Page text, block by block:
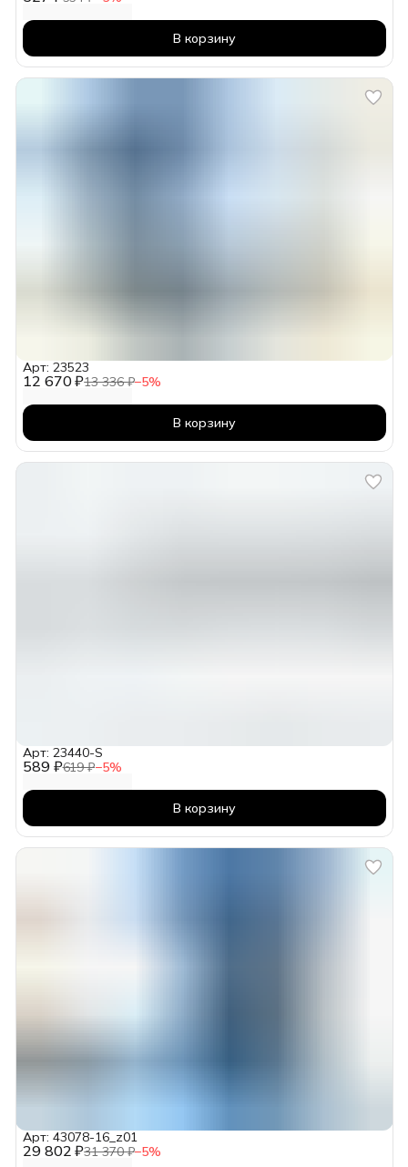
В корзину
12 670 ₽13 336 ₽−5%
Арт: 23523
В корзину
589 ₽619 ₽−5%
Арт: 23440-S
В корзину
29 802 ₽31 370 ₽−5%
Арт: 43078-16_z01